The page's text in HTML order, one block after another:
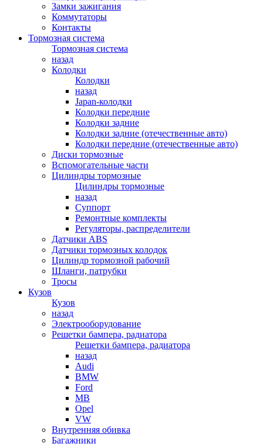
Замки зажигания
Коммутаторы
Контакты
Тормозная система
Тормозная система
назад
Колодки
Колодки
назад
Japan-колодки
Колодки передние
Колодки задние
Колодки задние (отечественные авто)
Колодки передние (отечественные авто)
Диски тормозные
Вспомогательные части
Цилиндры тормозные
Цилиндры тормозные
назад
Суппорт
Ремонтные комплекты
Регуляторы, распределители
Датчики ABS
Датчики тормозных колодок
Цилиндр тормозной рабочий
Шланги, патрубки
Тросы
Кузов
Кузов
назад
Электрооборудование
Решетки бампера, радиатора
Решетки бампера, радиатора
назад
Audi
BMW
Ford
MB
Opel
VW
Внутренняя обивка
Багажники